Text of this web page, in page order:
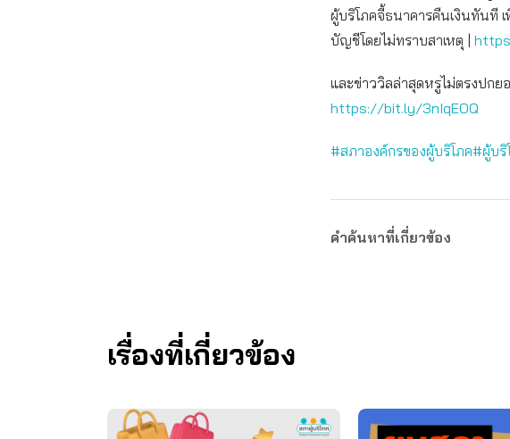
ผู้บริโภคจี้ธนาคารคืนเงินทันที
บัญชีโดยไม่ทราบสาเหตุ |
และข่าววิลล่าสุดหรูไม่ตรงปกย
https://bit.ly/3nIqEOQ
#สภาองค์กรของผู้บริโภค#ผู้บริ
คำค้นหาที่เกี่ยวข้อง
เรื่องที่เกี่ยวข้อง